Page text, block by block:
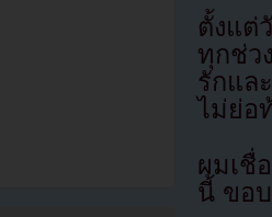
ตั้งแต่
ทุกช่ว
รักแล
ไม่ย่อ
ผมเชื่
นี้ ขอ